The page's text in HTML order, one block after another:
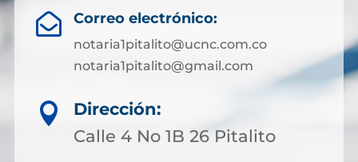
 Correo electrónico:
notaria1pitalito@ucnc.com.co
notaria1pitalito@gmail.com

Dirección:
Calle 4 No 1B 26 Pitalito